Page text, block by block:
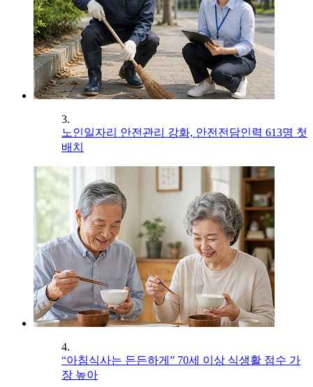
3.
노인일자리 안전관리 강화, 안전전담인력 613명 첫
배치
4.
“아침식사는 든든하게” 70세 이상 식생활 점수 가
장 높아